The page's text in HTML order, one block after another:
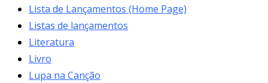
Lista de Lançamentos (Home Page)
Listas de lançamentos
Literatura
Livro
Lupa na Canção